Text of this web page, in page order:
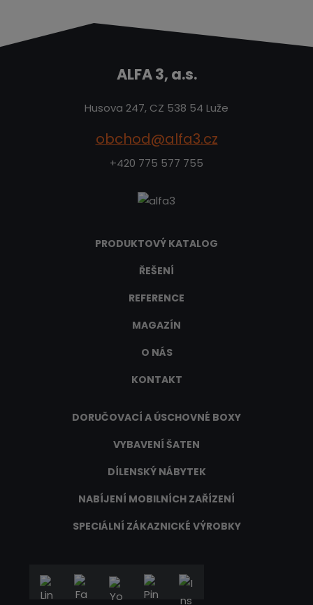
ALFA 3, a.s.
Husova 247, CZ 538 54 Luže
obchod@alfa3.cz
+420 775 577 755
PRODUKTOVÝ KATALOG
ŘEŠENÍ
REFERENCE
MAGAZÍN
O NÁS
KONTAKT
DORUČOVACÍ A ÚSCHOVNÉ BOXY
VYBAVENÍ ŠATEN
DÍLENSKÝ NÁBYTEK
NABÍJENÍ MOBILNÍCH ZAŘÍZENÍ
SPECIÁLNÍ ZÁKAZNICKÉ VÝROBKY